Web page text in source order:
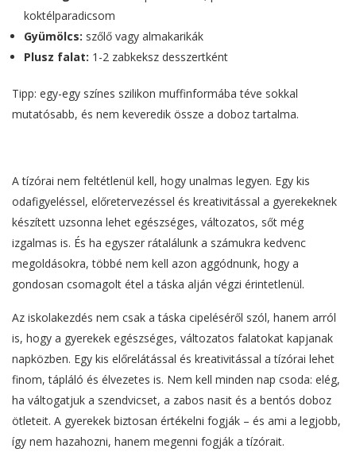
koktélparadicsom
Gyümölcs: szőlő vagy almakarikák
Plusz falat: 1-2 zabkeksz desszertként
Tipp: egy-egy színes szilikon muffinformába téve sokkal
mutatósabb, és nem keveredik össze a doboz tartalma.
A tízórai nem feltétlenül kell, hogy unalmas legyen. Egy kis
odafigyeléssel, előretervezéssel és kreativitással a gyerekeknek
készített uzsonna lehet egészséges, változatos, sőt még
izgalmas is. És ha egyszer rátalálunk a számukra kedvenc
megoldásokra, többé nem kell azon aggódnunk, hogy a
gondosan csomagolt étel a táska alján végzi érintetlenül.
Az iskolakezdés nem csak a táska cipeléséről szól, hanem arról
is, hogy a gyerekek egészséges, változatos falatokat kapjanak
napközben. Egy kis előrelátással és kreativitással a tízórai lehet
finom, tápláló és élvezetes is. Nem kell minden nap csoda: elég,
ha váltogatjuk a szendvicset, a zabos nasit és a bentós doboz
ötleteit. A gyerekek biztosan értékelni fogják – és ami a legjobb,
így nem hazahozni, hanem megenni fogják a tízórait.